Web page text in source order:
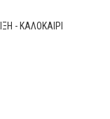
- ΚΑΛΟΚΑΙΡΙ